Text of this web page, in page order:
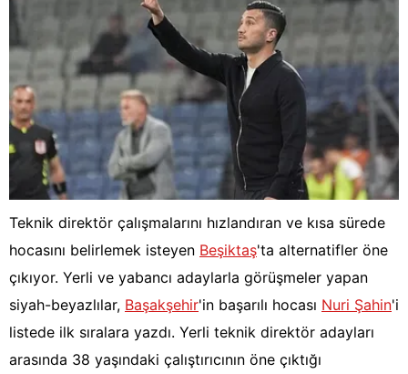
Teknik direktör çalışmalarını hızlandıran ve kısa sürede
hocasını belirlemek isteyen Beşiktaş'ta alternatifler öne
çıkıyor. Yerli ve yabancı adaylarla görüşmeler yapan
siyah-beyazlılar, Başakşehir'in başarılı hocası Nuri Şahin'i
listede ilk sıralara yazdı. Yerli teknik direktör adayları
arasında 38 yaşındaki çalıştırıcının öne çıktığı